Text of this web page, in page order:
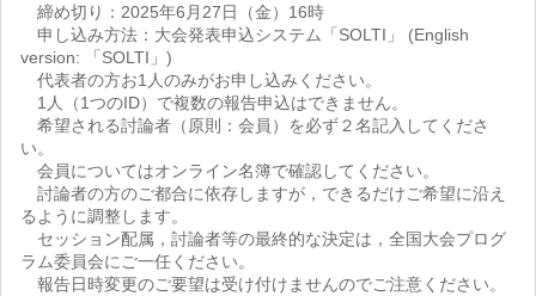
締め切り：2025年6月27日（金）16時
申し込み方法：大会発表申込システム「SOLTI」 (English
version: 「SOLTI」)
代表者の方お1人のみがお申し込みください。
1人（1つのID）で複数の報告申込はできません。
希望される討論者（原則：会員）を必ず２名記入してくださ
い。
会員についてはオンライン名簿で確認してください。
討論者の方のご都合に依存しますが，できるだけご希望に沿え
るように調整します。
セッション配属，討論者等の最終的な決定は，全国大会プログ
ラム委員会にご一任ください。
報告日時変更のご要望は受け付けませんのでご注意ください。